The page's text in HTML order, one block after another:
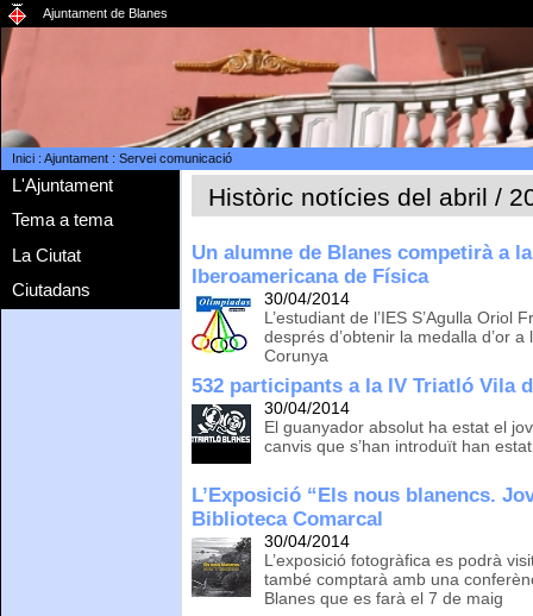
Ajuntament de Blanes
Inici: Ajuntament: Servei comunicació
L'Ajuntament
Tema a tema
La Ciutat
Ciutadans
Històric notícies del abril /
Un alumne de Blanes competirà a
Iberoamericana de Física
30/04/2014
L’estudiant de l’IES S’Agulla
després d’obtenir la medalla d’or
Corunya
532 participants a la IV Triatló Vila
30/04/2014
El guanyador absolut ha estat el
canvis que s’han introduït han
L’Exposició “Els nous blanencs.
Biblioteca Comarcal
30/04/2014
L’exposició fotogràfica es podrà
també comptarà amb una
Blanes que es farà el 7 de maig